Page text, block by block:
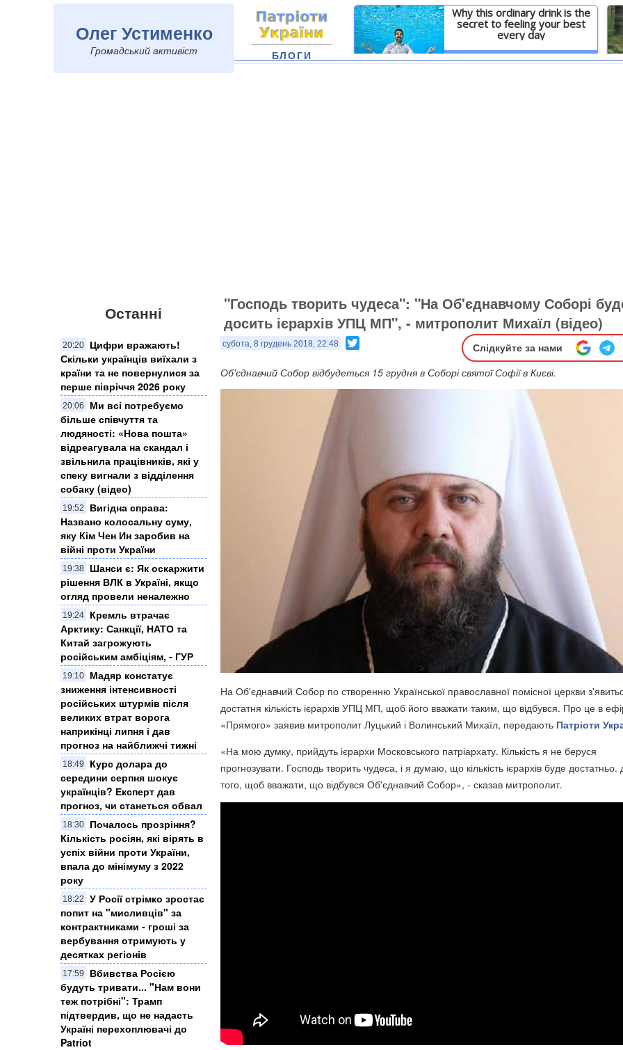
Олег Устименко
Громадський активіст
Why this ordinary drink is the
secret to feeling your best
every day
Детальніше
БЛОГИ
Останні
20:20
Цифри вражають!
Скільки українців виїхали з
країни та не повернулися за
перше півріччя 2026 року
20:06
Ми всі потребуємо
більше співчуття та
людяності: «Нова пошта»
відреагувала на скандал і
звільнила працівників, які у
спеку вигнали з відділення
собаку (відео)
19:52
Вигідна справа:
Названо колосальну суму,
яку Кім Чен Ин заробив на
війні проти України
19:38
Шанси є: Як оскаржити
рішення ВЛК в Україні, якщо
огляд провели неналежно
19:24
Кремль втрачає
Арктику: Санкції, НАТО та
Китай загрожують
російським амбіціям, - ГУР
19:10
Мадяр констатує
зниження інтенсивності
російських штурмів після
великих втрат ворога
наприкінці липня і дав
прогноз на найближчі тижні
18:49
Курс долара до
середини серпня шокує
українців? Експерт дав
прогноз, чи станеться обвал
18:30
Почалось прозріння?
Кількість росіян, які вірять в
успіх війни проти України,
впала до мінімуму з 2022
року
18:22
У Росії стрімко зростає
попит на "мисливців" за
контрактниками - гроші за
вербування отримують у
десятках регіонів
17:59
Вбивства Росією
будуть тривати... "Нам вони
теж потрібні": Трамп
підтвердив, що не надасть
Україні перехоплювачі до
Patriot
"Господь творить чудеса": "На Об'єднавчому Соборі
досить ієрархів УПЦ МП", - митрополит Михаїл (відео)
субота, 8 грудень 2018, 22:48 Слідкуйте за нами
Об'єднавчий Собор відбудеться 15 грудня в Соборі святої Софії в Києві.
На Об'єднавчий Собор по створенню Української православної помісної церкви
достатня кількість ієрархів УПЦ МП, щоб його вважати таким, що відбувся. Про це в
«Прямого» заявив митрополит Луцький і Волинський Михаїл, передають Патріоти
«На мою думку, прийдуть ієрархи Московського патріархату. Кількість я не беруся
прогнозувати. Господь творить чудеса, і я думаю, що кількість ієрархів буде достатньо.
того, щоб вважати, що відбувся Об'єднавчий Собор», - сказав митрополит.